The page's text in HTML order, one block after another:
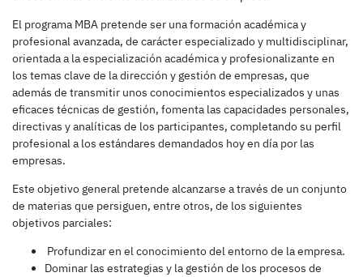
El programa MBA pretende ser una formación académica y
profesional avanzada, de carácter especializado y multidisciplinar,
orientada a la especialización académica y profesionalizante en
los temas clave de la dirección y gestión de empresas, que
además de transmitir unos conocimientos especializados y unas
eficaces técnicas de gestión, fomenta las capacidades personales,
directivas y analíticas de los participantes, completando su perfil
profesional a los estándares demandados hoy en día por las
empresas.
Este objetivo general pretende alcanzarse a través de un conjunto
de materias que persiguen, entre otros, de los siguientes
objetivos parciales:
Profundizar en el conocimiento del entorno de la empresa.
Dominar las estrategias y la gestión de los procesos de